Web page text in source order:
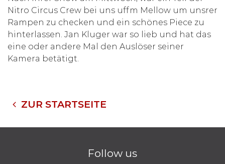
Nitro Circus Crew bei uns uffm Mellow um unsrer
Rampen zu checken und ein schönes Piece zu
hinterlassen. Jan Kluger war so lieb und hat das
eine oder andere Mal den Auslöser seiner
Kamera betätigt.
ZUR STARTSEITE
Follow us